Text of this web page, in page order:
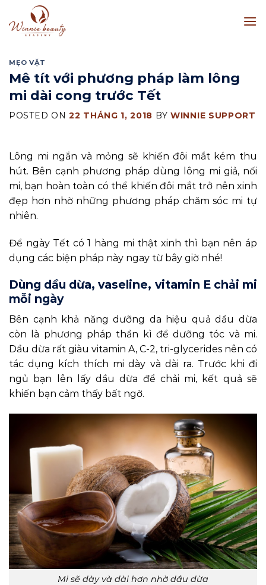
to
content
MẸO VẶT
Mê tít với phương pháp làm lông
mi dài cong trước Tết
POSTED ON 22 THÁNG 1, 2018 BYWINNIE SUPPORT
Lông mi ngắn và mỏng sẽ khiến đôi mắt kém thu
hút. Bên cạnh phương pháp dùng lông mi giả, nối
mi, bạn hoàn toàn có thể khiến đôi mắt trở nên xinh
đẹp hơn nhờ những phương pháp chăm sóc mi tự
nhiên.
Để ngày Tết có 1 hàng mi thật xinh thì bạn nên áp
dụng các biện pháp này ngay từ bây giờ nhé!
Dùng dầu dừa, vaseline, vitamin E chải mi
mỗi ngày
Bên cạnh khả năng dưỡng da hiệu quả dầu dừa
còn là phương pháp thần kì để dưỡng tóc và mi.
Dầu dừa rất giàu vitamin A, C-2, tri-glycerides nên có
tác dụng kích thích mi dày và dài ra. Trước khi đi
ngủ bạn lên lấy dầu dừa để chải mi, kết quả sẽ
khiến bạn cảm thấy bất ngờ.
Mi sẽ dày và dài hơn nhờ dầu dừa